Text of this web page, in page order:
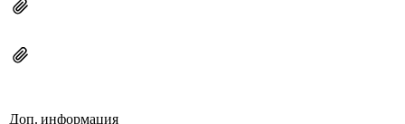
Доп. информация